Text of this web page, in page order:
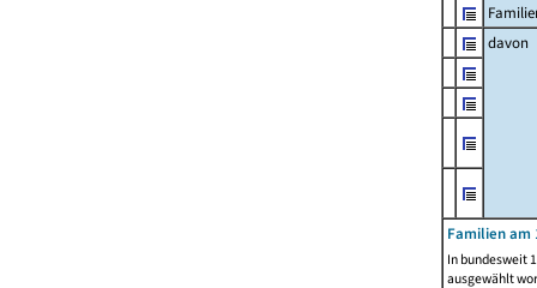
davon
Familien am
In bundesweit
ausgewählt